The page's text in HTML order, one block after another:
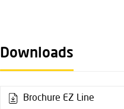
Downloads
Brochure EZ Line